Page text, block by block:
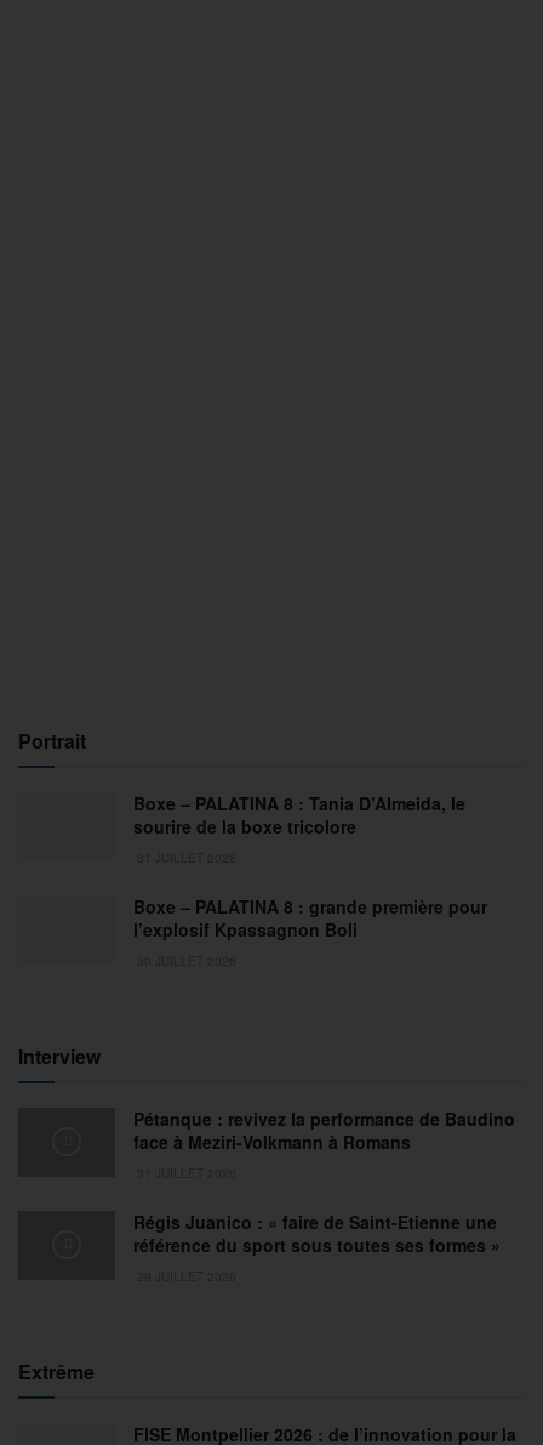
Portrait
Boxe – PALATINA 8 : Tania D’Almeida, le
sourire de la boxe tricolore
Boxe – PALATINA 8 : grande première pour
l’explosif Kpassagnon Boli
Interview
Pétanque : revivez la performance de Baudino
face à Meziri-Volkmann à Romans
Régis Juanico : « faire de Saint-Etienne une
référence du sport sous toutes ses formes »
Extrême
FISE Montpellier 2026 : de l’innovation pour la